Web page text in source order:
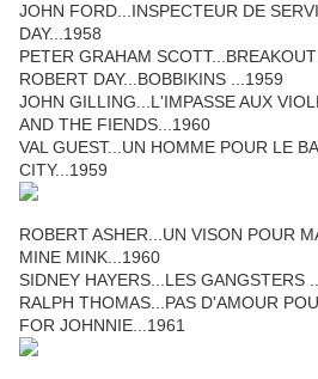
JOHN FORD...INSPECTEUR DE
DAY...1958
PETER GRAHAM
ROBERT DAY...BOBBIKINS ...1959
JOHN GILLING...L'IMPASSE AUX
AND THE FIENDS...1960
VAL GUEST...UN HOMME POUR LE
CITY...1959
ROBERT ASHER...UN VISON POUR
MINE MINK...1960
SIDNEY HAYERS...LES GANGSTERS
RALPH THOMAS...PAS D'AMOUR
FOR JOHNNIE...1961